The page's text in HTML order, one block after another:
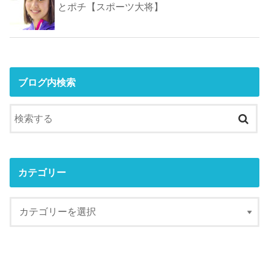
とポチ【スポーツ大将】
ブログ内検索
カテゴリー